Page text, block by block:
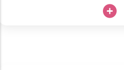
Potřebujete vymalovat ihned,